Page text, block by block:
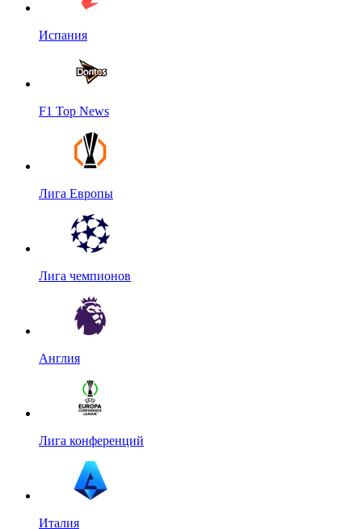
Испания
F1 Top News
Лига Европы
Лига чемпионов
Англия
Лига конференций
Италия